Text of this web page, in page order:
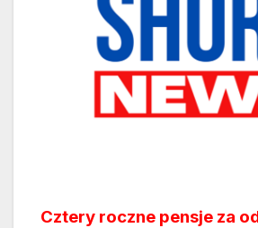
Cztery roczne pensje za